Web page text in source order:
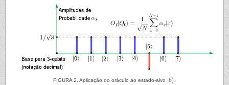
FIGURA 2. Aplicação do oráculo ao estado-alvo |5⟩
|5⟩